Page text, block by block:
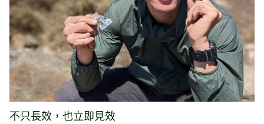
不只長效，也立即見效